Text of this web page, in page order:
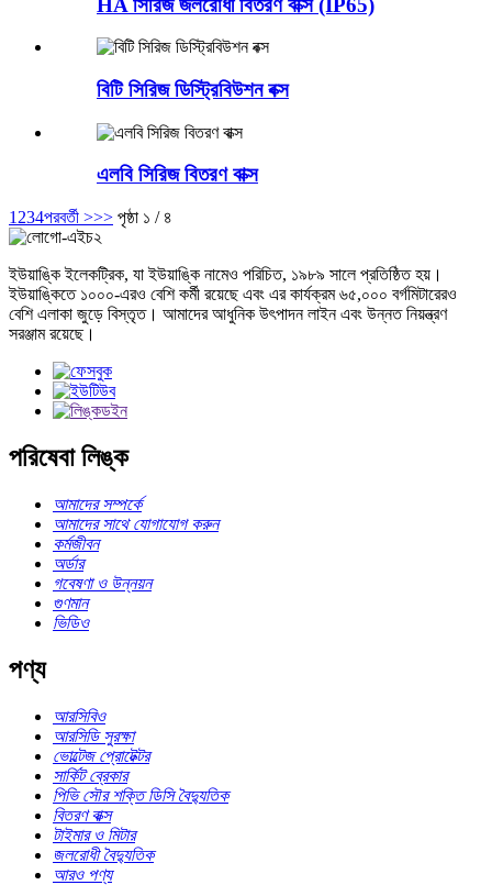
বিটি সিরিজ ডিস্ট্রিবিউশন বক্স
এলবি সিরিজ বিতরণ বাক্স
1 234পরবর্তী >>> পৃষ্ঠা ১ / ৪
ইউয়াঙ্কি ইলেকট্রিক, যা ইউয়াঙ্কি নামেও পরিচিত, ১৯৮৯ সালে প্রতিষ্ঠিত হয়।
ইউয়াঙ্কিতে ১০০০-এরও বেশি কর্মী রয়েছে এবং এর কার্যক্রম ৬৫,০০০ বর্গমিটারেরও
বেশি এলাকা জুড়ে বিস্তৃত। আমাদের আধুনিক উৎপাদন লাইন এবং উন্নত নিয়ন্ত্রণ
সরঞ্জাম রয়েছে।
পরিষেবা লিঙ্ক
আমাদের সম্পর্কে
আমাদের সাথে যোগাযোগ করুন
কর্মজীবন
অর্ডার
গবেষণা ও উন্নয়ন
গুণমান
ভিডিও
পণ্য
আরসিবিও
আরসিডি সুরক্ষা
ভোল্টেজ প্রোটেক্টর
সার্কিট ব্রেকার
পিভি সৌর শক্তি ডিসি বৈদ্যুতিক
বিতরণ বাক্স
টাইমার ও মিটার
জলরোধী বৈদ্যুতিক
আরও পণ্য